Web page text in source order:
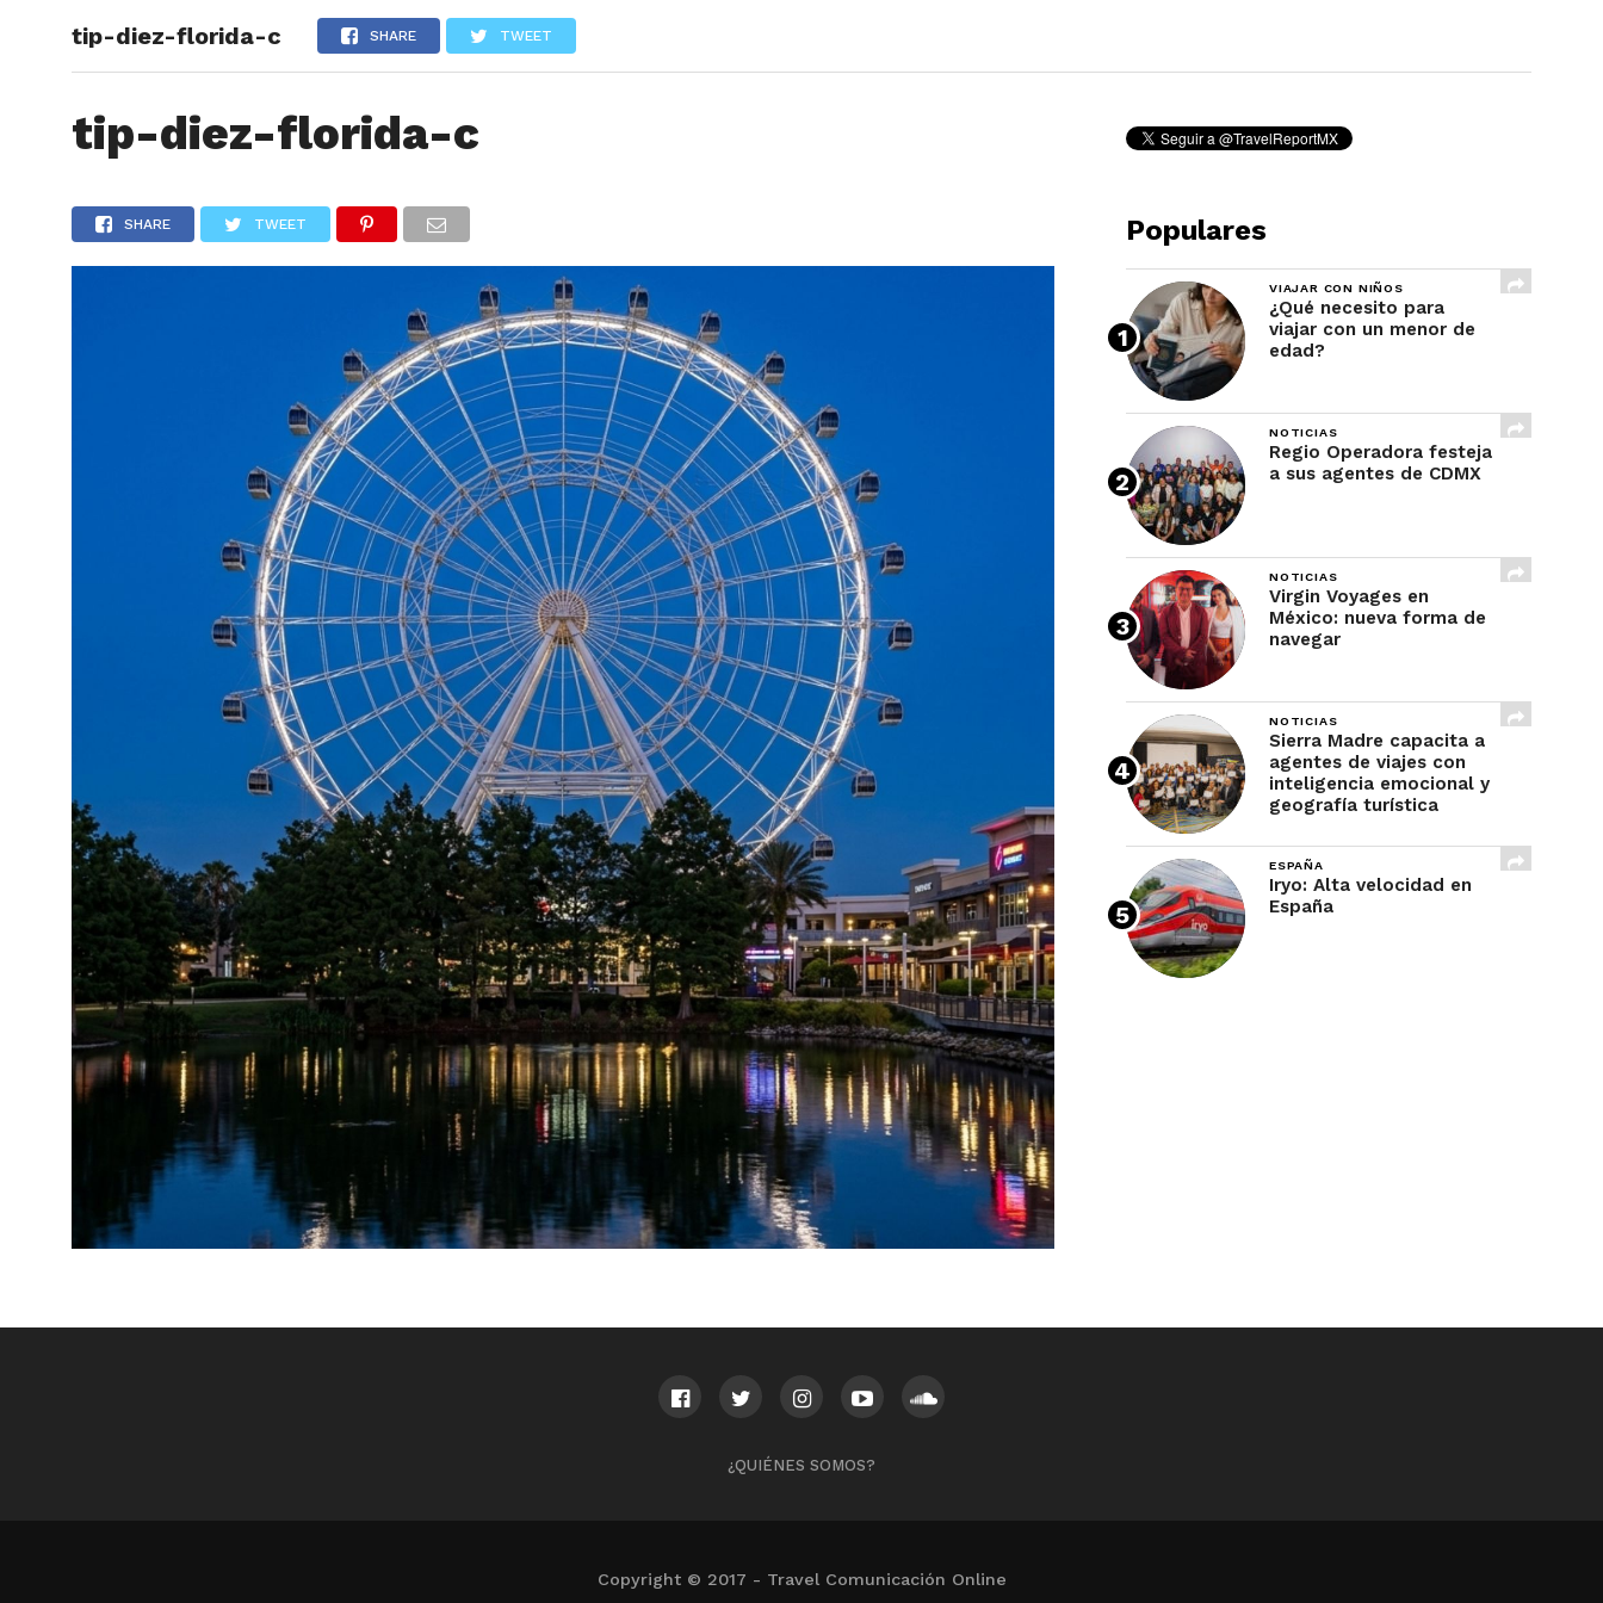
ARTÍCULOS
tip-diez-florida-c SHARE TWEET
tip-diez-florida-c
SHARE TWEET Populares
VIAJAR CON NIÑOS
¿Qué necesito para
viajar con un menor de
edad?
NOTICIAS
Regio Operadora festeja
a sus agentes de CDMX
NOTICIAS
Virgin Voyages en
México: nueva forma de
navegar
NOTICIAS
Sierra Madre capacita a
agentes de viajes con
inteligencia emocional y
geografía turística
ESPAÑA
Iryo: Alta velocidad en
España
¿QUIÉNES SOMOS?
Copyright © 2017 - Travel Comunicación Online